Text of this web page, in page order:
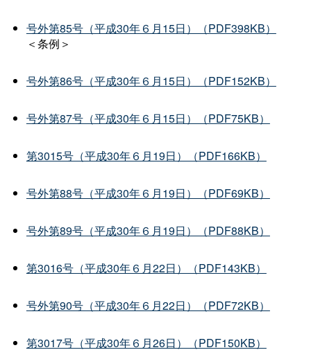
号外第85号（平成30年６月15日）（PDF398KB）
＜条例＞
号外第86号（平成30年６月15日）（PDF152KB）
号外第87号（平成30年６月15日）（PDF75KB）
第3015号（平成30年６月19日）（PDF166KB）
号外第88号（平成30年６月19日）（PDF69KB）
号外第89号（平成30年６月19日）（PDF88KB）
第3016号（平成30年６月22日）（PDF143KB）
号外第90号（平成30年６月22日）（PDF72KB）
第3017号（平成30年６月26日）（PDF150KB）